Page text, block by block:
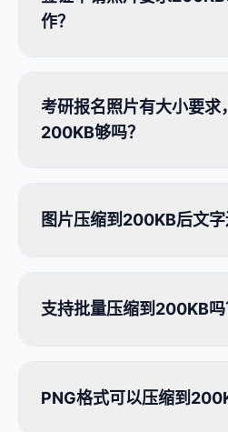
作？
考研报名照片有大小要求
200KB够吗？
图片压缩到200KB后文字
支持批量压缩到200KB吗
PNG格式可以压缩到